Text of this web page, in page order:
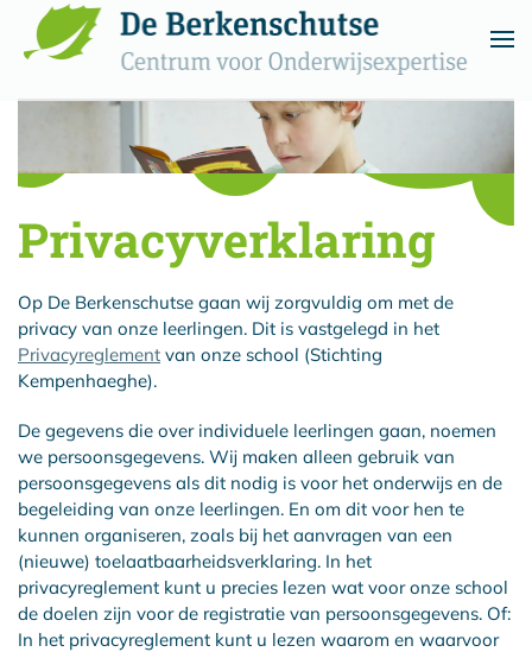
Privacyverklaring
Op De Berkenschutse gaan wij zorgvuldig om met de
privacy van onze leerlingen. Dit is vastgelegd in het
Privacyreglement van onze school (Stichting
Kempenhaeghe).
De gegevens die over individuele leerlingen gaan, noemen
we persoonsgegevens. Wij maken alleen gebruik van
persoonsgegevens als dit nodig is voor het onderwijs en de
begeleiding van onze leerlingen. En om dit voor hen te
kunnen organiseren, zoals bij het aanvragen van een
(nieuwe) toelaatbaarheidsverklaring. In het
privacyreglement kunt u precies lezen wat voor onze school
de doelen zijn voor de registratie van persoonsgegevens. Of:
In het privacyreglement kunt u lezen waarom en waarvoor